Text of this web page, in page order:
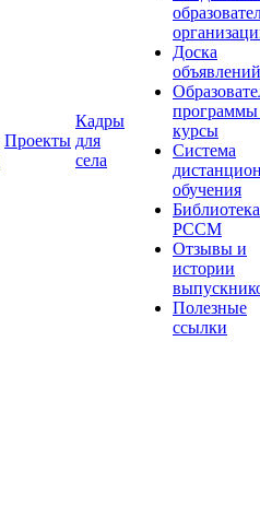
Проекты
Кадры
для
села
Доска
объявлений
курсы
Система
обучения
Библиотека
РССМ
Отзывы и
истории
Полезные
ссылки